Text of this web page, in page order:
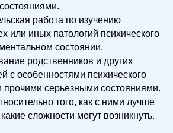
работа по изучению
или иных патологий психического
состоянии.
родственников и других
с особенностями психического
прочими серьезными состояниями.
того, как с ними лучше
сложности могут возникнуть.